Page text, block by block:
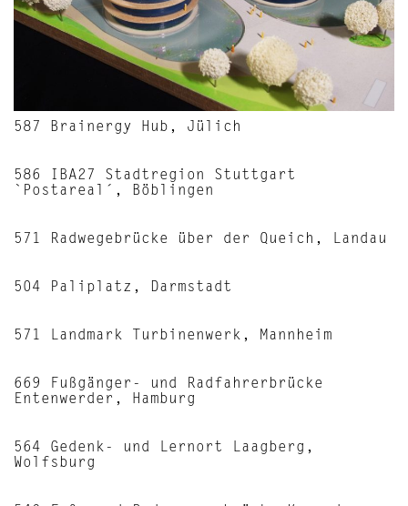
587 Brainergy Hub, Jülich
586 IBA27 Stadtregion Stuttgart
`Postareal´, Böblingen
571 Radwegebrücke über der Queich, Landau
504 Paliplatz, Darmstadt
571 Landmark Turbinenwerk, Mannheim
669 Fußgänger- und Radfahrerbrücke
Entenwerder, Hamburg
564 Gedenk- und Lernort Laagberg,
Wolfsburg